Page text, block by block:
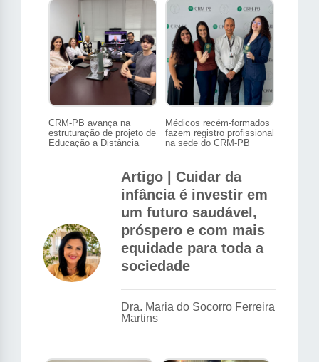
CRM-PB avança na
estruturação de projeto de
Educação a Distância
Médicos recém-formados
fazem registro profissional
na sede do CRM-PB
Artigo | Cuidar da
infância é investir em
um futuro saudável,
próspero e com mais
equidade para toda a
sociedade
Dra. Maria do Socorro Ferreira
Martins